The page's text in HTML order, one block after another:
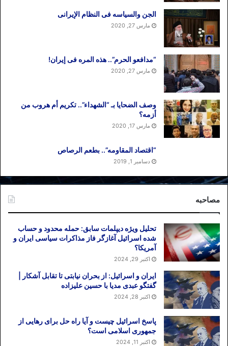
الجن والسیاسه فی النظام اﻹیرانی
مارس 27, 2020
“مدافعو الحرم”.. هذه المره فی إیران!
مارس 27, 2020
وصف الضحایا بـ “الشهداء”.. تکریم أم هروب من
أزمه؟
مارس 17, 2020
“اقتصاد المقاومه”.. بطعم الرصاص
دسامبر 1, 2019
مصاحبه
تحلیل ویژه دیپلمات سابق: حمله محدود و حساب
شده اسرائیل آغازگر فاز مذاکرات سیاسی ایران و
آمریکا؟
اکتبر 29, 2024
ایران و اسرائیل: از بحران نیابتی تا تقابل آشکار |
گفتگو عبدی مدیا با حسین علیزاده
اکتبر 28, 2024
پاسخ اسرائیل چیست و آیا راه حل برای رهایی از
جمهوری اسلامی است؟
اکتبر 11, 2024